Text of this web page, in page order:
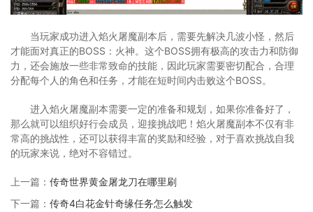
当玩家成功进入焰火屠魔副本后，需要先解决几波小怪，然后
才能面对真正的BOSS：火神。这个BOSS拥有极高的攻击力和防御
力，还会施放一些非常致命的技能，因此玩家需要密切配合，合理
分配每个人的角色和任务，才能在短时间内击败这个BOSS。
进入焰火屠魔副本需要一定的准备和规划，如果你准备好了，
那么就可以组织好行会成员，迎接挑战吧！焰火屠魔副本不仅有非
常高的挑战性，还可以获得丰富的奖励和经验，对于喜欢挑战自我
的玩家来说，绝对不容错过。
上一篇： 传奇世界黄金屠龙刀在哪里刷
下一篇： 传奇4白花金针奇缘任务怎么触发